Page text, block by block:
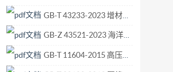
GB-T 43233-2023 增材制造 系统性能和可靠性 航空航天用金属材料激光粉末床熔融设备验收试验.pdf
GB-Z 43521-2023 海洋温差能转换电站设计和分析的一般指南.pdf
GB-T 11604-2015 高压电气设备无线电干扰测试方法.pdf